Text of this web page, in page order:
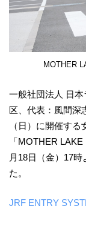
MOTHER
一般社団法人 日
区、代表：風間深
（日）に開催す
「MOTHER
月18日（金）17
た。
JRF ENTRY